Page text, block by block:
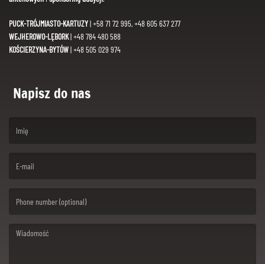
PUCK-TRÓJMIASTO-KARTUZY| +58 71 72 995, +48 605 637 277
WEJHEROWO-LĘBORK| +48 784 480 588
KOŚCIERZYNA-BYTÓW| +48 505 029 974
Napisz do nas